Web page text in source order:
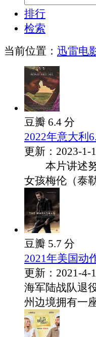
排行
检索
当前位置： 迅雷电
豆瓣 6.4 分
2022年意大利
更新：2023-1-
本片讲述努
女孩梅伦（泰
豆瓣 5.7 分
2021年美国动
更新：2021-4-
海军陆战队退
州边境拥有一